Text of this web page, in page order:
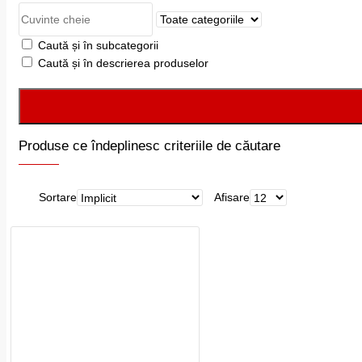
Caută și în subcategorii
Caută și în descrierea produselor
Produse ce îndeplinesc criteriile de căutare
Sortare Afisare